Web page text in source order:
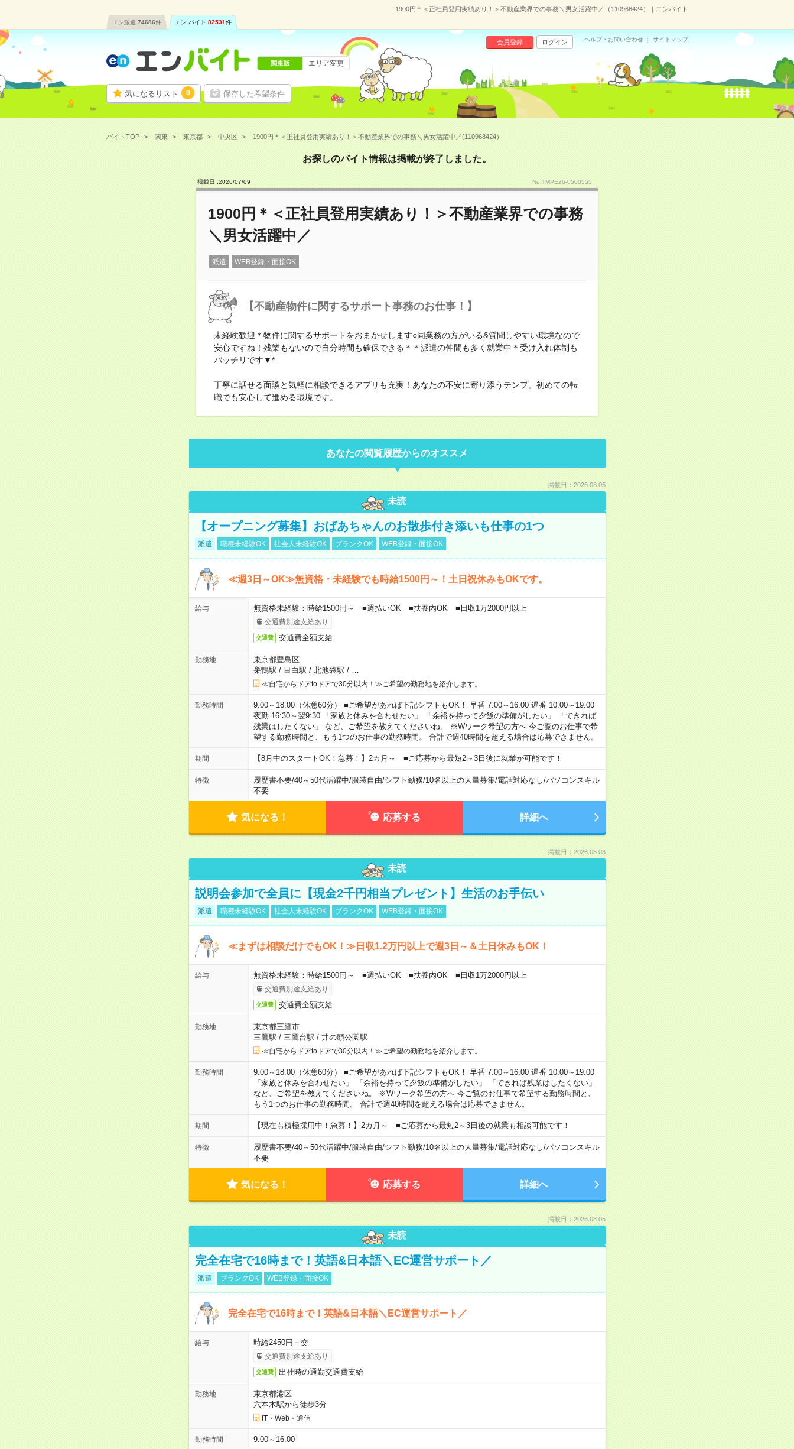
1900円＊＜正社員登用実績あり！＞不動産業界での事務＼男女活躍中／（110968424）｜エンバイト
エン派遣 74686件 エン バイト 82531件
気になるリスト 0 保存した希望条件
会員登録 ログイン ヘルプ・お問い合わせ サイトマップ
関東版 エリア変更
バイトTOP 関東 東京都 中央区 1900円＊＜正社員登用実績あり！＞不動産業界での事務＼男女活躍中／(110968424）
お探しのバイト情報は掲載が終了しました。
掲載日 :2026/07/09 No.TMPE26-0500555
1900円＊＜正社員登用実績あり！＞不動産業界での事務
＼男女活躍中／
派遣 WEB登録・面接OK
【不動産物件に関するサポート事務のお仕事！】
未経験歓迎＊物件に関するサポートをおまかせします○同業務の方がいる&質問しやすい環境なので
安心ですね！残業もないので自分時間も確保できる＊＊派遣の仲間も多く就業中＊受け入れ体制も
バッチリです▼*
丁寧に話せる面談と気軽に相談できるアプリも充実！あなたの不安に寄り添うテンプ。初めての転
職でも安心して進める環境です。
あなたの閲覧履歴からのオススメ
掲載日：2026.08.05
未読
【オープニング募集】おばあちゃんのお散歩付き添いも仕事の1つ
派遣 職種未経験OK 社会人未経験OK ブランクOK WEB登録・面接OK
≪週3日～OK≫無資格・未経験でも時給1500円～！土日祝休みもOKです。
給与 無資格未経験：時給1500円～ ■週払いOK ■扶養内OK ■日収1万2000円以上
交通費別途支給あり
交通費 交通費全額支給
勤務地
東京都豊島区
巣鴨駅 / 目白駅 / 北池袋駅 /
≪自宅からドアtoドアで30分以内！≫ご希望の勤務地を紹介します。
勤務時間
9:00～18:00（休憩60分） ■ご希望があれば下記シフトもOK！ 早番 7:00～16:00 遅番 10:00～19:00
夜勤 16:30～翌9:30 「家族と休みを合わせたい」 「余裕を持って夕飯の準備がしたい」 「できれば
残業はしたくない」 など、ご希望を教えてくださいね。 ※Wワーク希望の方へ 今ご覧のお仕事で希
望する勤務時間と、もう1つのお仕事の勤務時間。 合計で週40時間を超える場合は応募できません。
期間 【8月中のスタートOK！急募！】2カ月～ ■ご応募から最短2～3日後に就業が可能です！
特徴 履歴書不要/40～50代活躍中/服装自由/シフト勤務/10名以上の大量募集/電話対応なし/パソコンスキル
不要
気になる！ 応募する 詳細へ
掲載日：2026.08.03
未読
説明会参加で全員に【現金2千円相当プレゼント】生活のお手伝い
派遣 職種未経験OK 社会人未経験OK ブランクOK WEB登録・面接OK
≪まずは相談だけでもOK！≫日収1.2万円以上で週3日～＆土日休みもOK！
給与 無資格未経験：時給1500円～ ■週払いOK ■扶養内OK ■日収1万2000円以上
交通費別途支給あり
交通費 交通費全額支給
勤務地
東京都三鷹市
三鷹駅 / 三鷹台駅 / 井の頭公園駅
≪自宅からドアtoドアで30分以内！≫ご希望の勤務地を紹介します。
勤務時間
9:00～18:00（休憩60分） ■ご希望があれば下記シフトもOK！ 早番 7:00～16:00 遅番 10:00～19:00
「家族と休みを合わせたい」 「余裕を持って夕飯の準備がしたい」 「できれば残業はしたくない」
など、ご希望を教えてくださいね。 ※Wワーク希望の方へ 今ご覧のお仕事で希望する勤務時間と、
もう1つのお仕事の勤務時間。 合計で週40時間を超える場合は応募できません。
期間 【現在も積極採用中！急募！】2カ月～ ■ご応募から最短2～3日後の就業も相談可能です！
特徴 履歴書不要/40～50代活躍中/服装自由/シフト勤務/10名以上の大量募集/電話対応なし/パソコンスキル
不要
気になる！ 応募する 詳細へ
掲載日：2026.08.05
未読
完全在宅で16時まで！英語&日本語＼EC運営サポート／
派遣 ブランクOK WEB登録・面接OK
完全在宅で16時まで！英語&日本語＼EC運営サポート／
給与 時給2450円＋交
交通費別途支給あり
交通費 出社時の通勤交通費支給
勤務地
東京都港区
六本木駅から徒歩3分
IT・Web・通信
勤務時間 9:00～16:00